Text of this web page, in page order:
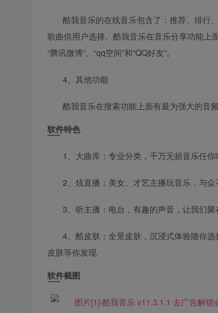
酷我音乐的在线音乐包含了：推荐、排行
歌曲供用户选择。酷我音乐在音乐分享功能上
“腾讯微博”、“qq空间”和“QQ好友”。
4、其他功能
酷我音乐在搜索功能上面有最为强大的音
软件特色
1、大曲库：专业分类，千万无损音乐任
2、炫直播：美女、才艺主播玩音乐，与众
3、听主播：电台，有趣的声音，让我们聚
4、酷皮肤：全景皮肤，沉浸式体验随你
皮肤等你发现
软件截图